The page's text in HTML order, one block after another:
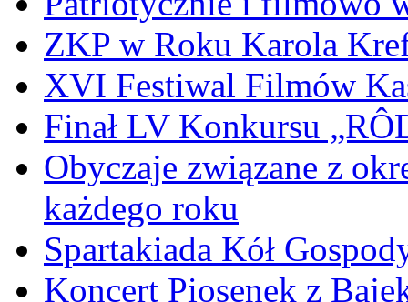
ZKP w Roku Karola
XVI Festiwal Filmów
Finał LV Konkursu
Obyczaje związane z
każdego roku
Spartakiada Kół
Koncert Piosenek z